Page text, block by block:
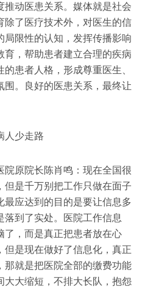
推动医患关系。媒体就是社会
除了医疗技术外，对医生的信
限性的认知，发挥传播影响
，帮助患者建立合理的疾病
患者人格，形成尊重医生、
。良好的医患关系，最终让
人少走路
院原院长陈肖鸣：现在全国很
但是千万别把工作只做在面子
最应达到的目的是要让信息多
落到了实处。医院工作信息
了，而是真正把患者放在心
但是现在做好了信息化，真正
那就是把医院全部的缴费功能
大大缩短，不排大长队，抱怨